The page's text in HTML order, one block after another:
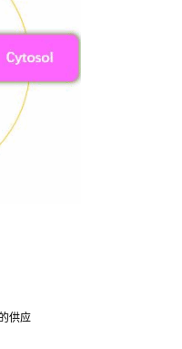
供应